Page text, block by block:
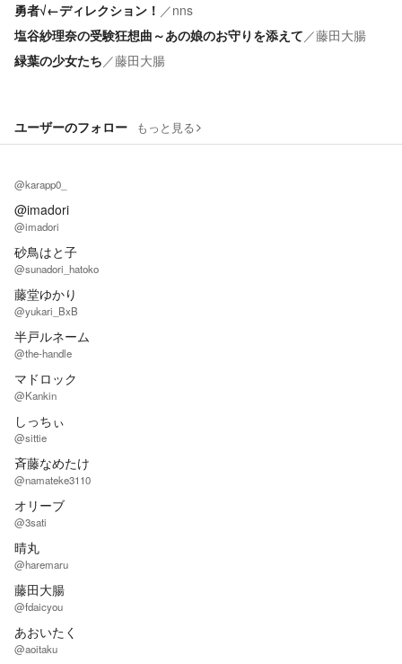
勇者√←ディレクション！ ／nns
塩谷紗理奈の受験狂想曲～あの娘のお守りを添えて／藤田大腸
緑葉の少女たち／藤田大腸
ユーザーのフォロー もっと見る
@karapp0_
@imadori
@imadori
砂鳥はと子
@sunadori_hatoko
藤堂ゆかり
@yukari_BxB
半戸ルネーム
@the-handle
マドロック
@Kankin
しっちぃ
@sittie
斉藤なめたけ
@namateke3110
オリーブ
@3sati
晴丸
@haremaru
藤田大腸
@fdaicyou
あおいたく
@aoitaku